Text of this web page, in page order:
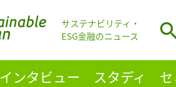
サステナビリティ・
ESG金融のニュース
インタビュー スタディ